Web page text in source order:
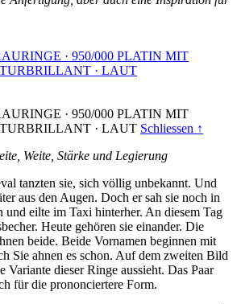
· 950/000 PLATIN MIT
· LAUT
· 950/000 PLATIN MIT
· LAUT Schliessen ↑
Weite, Stärke und Legierung
tanzten sie, sich völlig unbekannt. Und
aus den Augen. Doch er sah sie noch in
und eilte im Taxi hinterher. An diesem Tag
Heute gehören sie einander. Die
beide. Beide Vornamen beginnen mit
Sie ahnen es schon. Auf dem zweiten Bild
Variante dieser Ringe aussieht. Das Paar
für die prononciertere Form.